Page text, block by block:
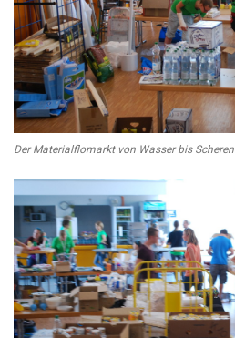
Der Materialflomarkt von Wasser bis